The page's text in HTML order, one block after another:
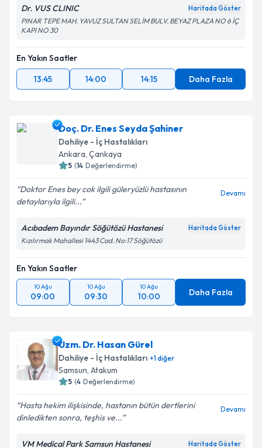
Dr. VUS CLINIC Haritada Göster
PINAR TEPE MAH. YAVUZ SULTAN SELİM BULV. BEYAZ PLAZA NO 6 İÇ
KAPI NO 30
En Yakın Saatler
13:45
14:00 14:15 Daha Fazla
Doç. Dr. Enes Seyda Şahiner
Dahiliye - İç Hastalıkları
Ankara, Çankaya
5 (14 Değerlendirme)
Doktor Enes bey cok ilgili güleryüzlü hastasının
detaylarıyla ilgili...
Devamı
Acıbadem Bayındır Söğütözü Hastanesi Haritada Göster
Kızılırmak Mahallesi 1443 Cad. No:17 Söğütözü
En Yakın Saatler
10 Ağu
09:00
10 Ağu
09:30
10 Ağu
10:00 Daha Fazla
Uzm. Dr. Hasan Gürel
Dahiliye - İç Hastalıkları +1diğer
Samsun, Atakum
5 (4 Değerlendirme)
Hasta hekim ilişkisinde, hastanın bütün dertlerini
dinledikten sonra, teşhis ve...
Devamı
VM Medical Park Samsun Hastanesi Haritada Göster